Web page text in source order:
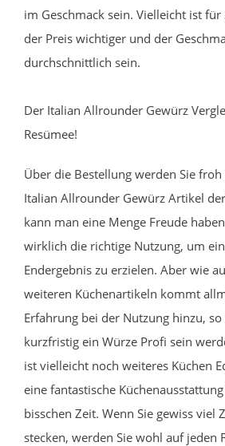
im Geschmack sein. Vielleicht ist für
der Preis wichtiger und der
durchschnittlich sein.
Der Italian Allrounder Gewürz
Resümee!
Über die Bestellung werden Sie
Italian Allrounder Gewürz Artikel
kann man eine Menge Freude
wirklich die richtige Nutzung, um
Endergebnis zu erzielen. Aber wie
weiteren Küchenartikeln kommt
Erfahrung bei der Nutzung hinzu, so
kurzfristig ein Würze Profi sein
ist vielleicht noch weiteres Küchen
eine fantastische
bisschen Zeit. Wenn Sie gewiss viel
stecken, werden Sie wohl auf jeden